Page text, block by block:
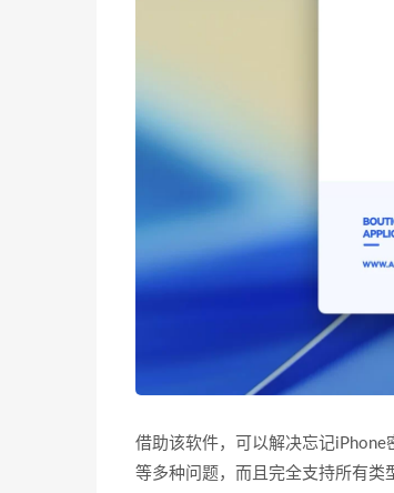
借助该软件，可以解决忘记
等多种问题，而且完全支持所有类